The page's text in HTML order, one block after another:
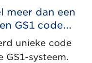
meer dan een
GS1 code...
unieke code
systeem.